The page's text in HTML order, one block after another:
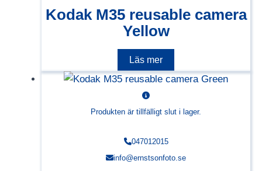
Kodak M35 reusable camera
Yellow
Läs mer
Produkten är tillfälligt slut i lager.
047012015
info@ernstsonfoto.se